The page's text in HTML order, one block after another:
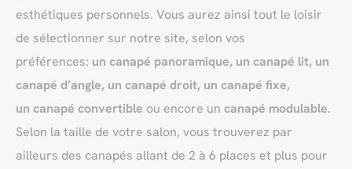
esthétiques personnels. Vous aurez ainsi tout le loisir
de sélectionner sur notre site, selon vos
préférences: un canapé panoramique, un canapé lit, un
canapé d’angle, un canapé droit, un canapé fixe,
un canapé convertible ou encore un canapé modulable.
Selon la taille de votre salon, vous trouverez par
ailleurs des canapés allant de 2 à 6 places et plus pour